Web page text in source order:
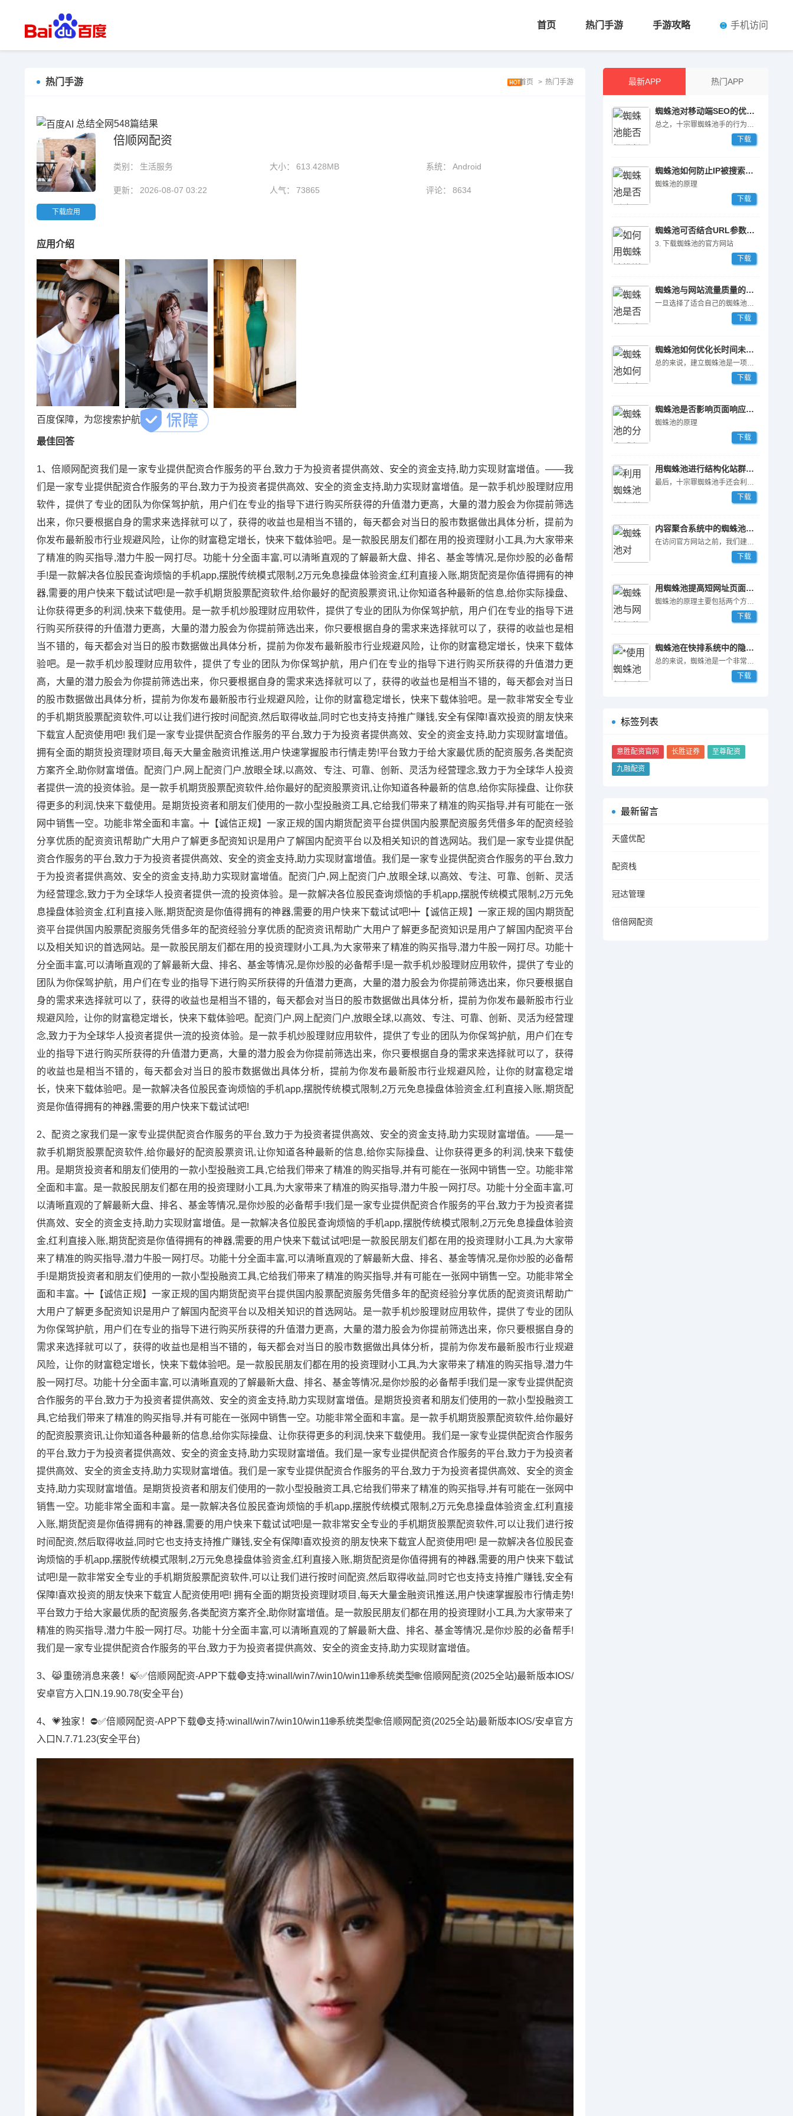
手机访问
首页 热门手游 手游攻略
最新APP 热门APP
蜘蛛池对移动端SEO的优化作用
总之，十宗罪蜘蛛池手的行为对整个SEO行业造成了严重的危害和影响，我们需要加强监管和打击力度，共同维护行业的健康和良性****展。
下载
蜘蛛池如何防止IP被搜索引擎封禁
蜘蛛池的原理
下载
蜘蛛池可否结合URL参数过滤规则？
3. 下载蜘蛛池的官方网站
下载
蜘蛛池与网站流量质量的关联
一旦选择了适合自己的蜘蛛池程序，接下来就是搭建蜘蛛池服务器。蜘蛛池服务器的选择对于蜘蛛池的性能和稳定性有着非常大的影响。通常情况下，建议选择高性能的服务器，并且保证服务器的带宽足够大。此外，还需要考虑到服务器的地理位置，选择离自己网站所在地区较近的服务器可以减少访问延迟，提升蜘蛛池的效率。
下载
蜘蛛池如何优化长时间未收录页面？
总的来说，建立蜘蛛池是一项需要考虑多方面因素的工作。选择合适的蜘蛛池程序、搭建蜘蛛池服务器以及存储和分析数据都是非常重要的步骤。只有在全面考虑了这些因素之后，才能建立一个稳定、高效的蜘蛛池，为网站的SEO优化提供有力的支持。
下载
蜘蛛池是否影响页面响应速度？
蜘蛛池的原理
下载
用蜘蛛池进行结构化站群推广
最后，十宗罪蜘蛛池手还会利用蜘蛛池程序来进行虚假点击和恶意注入等活动。他们可以设置一些自动点击和恶意代码，从而在搜索引擎的排名中获得不正当的优势，严重扰乱了市场秩序和公平竞争。
下载
内容聚合系统中的蜘蛛池策略
在访问官方网站之前，我们建议您对自己的需求进行充分的了解和分析，选择适合自己的版本和配置。同时，可以参考官方网站上的案例和用户评价，了解其他站长对蜘蛛池的评价和使用心得。
下载
用蜘蛛池提高短网址页面访问率
蜘蛛池的原理主要包括两个方面的内容：蜘蛛引擎与代理集群。
下载
蜘蛛池在快排系统中的隐藏功能
总的来说，蜘蛛池是一个非常强大的SEO工具，尤其是对于那些想提高网站权重和排名的站长来说。如果您想让自己的网站在竞争激烈的搜索引擎中获得更好的排名和流量，不妨一试蜘蛛池，相信它一定会给您带来意想不到的结果。
下载
标签列表
意胜配资官网 长胜证券 至尊配资
九融配资
最新留言
天盛优配
配资栈
冠达管理
倍倍网配资
热门手游 首页 > 热门手游
总结全网548篇结果
下载应用
倍顺网配资
类别： 生活服务 大小： 613.428MB 系统： Android
更新： 2026-08-07 03:22 人气： 73865 评论： 8634
应用介绍
百度保障，为您搜索护航
最佳回答
1、倍顺网配资我们是一家专业提供配资合作服务的平台,致力于为投资者提供高效、安全的资金支持,助力实现财富增值。——我
们是一家专业提供配资合作服务的平台,致力于为投资者提供高效、安全的资金支持,助力实现财富增值。是一款手机炒股理财应用
软件，提供了专业的团队为你保驾护航，用户们在专业的指导下进行购买所获得的升值潜力更高，大量的潜力股会为你提前筛选
出来，你只要根据自身的需求来选择就可以了，获得的收益也是相当不错的，每天都会对当日的股市数据做出具体分析，提前为
你发布最新股市行业规避风险，让你的财富稳定增长，快来下载体验吧。是一款股民朋友们都在用的投资理财小工具,为大家带来
了精准的购买指导,潜力牛股一网打尽。功能十分全面丰富,可以清晰直观的了解最新大盘、排名、基金等情况,是你炒股的必备帮
手!是一款解决各位股民查询烦恼的手机app,摆脱传统模式限制,2万元免息操盘体验资金,红利直接入账,期货配资是你值得拥有的神
器,需要的用户快来下载试试吧!是一款手机期货股票配资软件,给你最好的配资股票资讯,让你知道各种最新的信息,给你实际操盘、
让你获得更多的利润,快来下载使用。是一款手机炒股理财应用软件，提供了专业的团队为你保驾护航，用户们在专业的指导下进
行购买所获得的升值潜力更高，大量的潜力股会为你提前筛选出来，你只要根据自身的需求来选择就可以了，获得的收益也是相
当不错的，每天都会对当日的股市数据做出具体分析，提前为你发布最新股市行业规避风险，让你的财富稳定增长，快来下载体
验吧。是一款手机炒股理财应用软件，提供了专业的团队为你保驾护航，用户们在专业的指导下进行购买所获得的升值潜力更
高，大量的潜力股会为你提前筛选出来，你只要根据自身的需求来选择就可以了，获得的收益也是相当不错的，每天都会对当日
的股市数据做出具体分析，提前为你发布最新股市行业规避风险，让你的财富稳定增长，快来下载体验吧。是一款非常安全专业
的手机期货股票配资软件,可以让我们进行按时间配资,然后取得收益,同时它也支持支持推广赚钱,安全有保障!喜欢投资的朋友快来
下载宜人配资使用吧! 我们是一家专业提供配资合作服务的平台,致力于为投资者提供高效、安全的资金支持,助力实现财富增值。
拥有全面的期货投资理财项目,每天大量金融资讯推送,用户快速掌握股市行情走势!平台致力于给大家最优质的配资服务,各类配资
方案齐全,助你财富增值。配资门户,网上配资门户,放眼全球,以高效、专注、可靠、创新、灵活为经营理念,致力于为全球华人投资
者提供一流的投资体验。是一款手机期货股票配资软件,给你最好的配资股票资讯,让你知道各种最新的信息,给你实际操盘、让你获
得更多的利润,快来下载使用。是期货投资者和朋友们使用的一款小型投融资工具,它给我们带来了精准的购买指导,并有可能在一张
网中销售一空。功能非常全面和丰富。┿【诚信正规】一家正规的国内期货配资平台提供国内股票配资服务凭借多年的配资经验
分享优质的配资资讯帮助广大用户了解更多配资知识是用户了解国内配资平台以及相关知识的首选网站。我们是一家专业提供配
资合作服务的平台,致力于为投资者提供高效、安全的资金支持,助力实现财富增值。我们是一家专业提供配资合作服务的平台,致力
于为投资者提供高效、安全的资金支持,助力实现财富增值。配资门户,网上配资门户,放眼全球,以高效、专注、可靠、创新、灵活
为经营理念,致力于为全球华人投资者提供一流的投资体验。是一款解决各位股民查询烦恼的手机app,摆脱传统模式限制,2万元免
息操盘体验资金,红利直接入账,期货配资是你值得拥有的神器,需要的用户快来下载试试吧!┿【诚信正规】一家正规的国内期货配
资平台提供国内股票配资服务凭借多年的配资经验分享优质的配资资讯帮助广大用户了解更多配资知识是用户了解国内配资平台
以及相关知识的首选网站。是一款股民朋友们都在用的投资理财小工具,为大家带来了精准的购买指导,潜力牛股一网打尽。功能十
分全面丰富,可以清晰直观的了解最新大盘、排名、基金等情况,是你炒股的必备帮手!是一款手机炒股理财应用软件，提供了专业的
团队为你保驾护航，用户们在专业的指导下进行购买所获得的升值潜力更高，大量的潜力股会为你提前筛选出来，你只要根据自
身的需求来选择就可以了，获得的收益也是相当不错的，每天都会对当日的股市数据做出具体分析，提前为你发布最新股市行业
规避风险，让你的财富稳定增长，快来下载体验吧。配资门户,网上配资门户,放眼全球,以高效、专注、可靠、创新、灵活为经营理
念,致力于为全球华人投资者提供一流的投资体验。是一款手机炒股理财应用软件，提供了专业的团队为你保驾护航，用户们在专
业的指导下进行购买所获得的升值潜力更高，大量的潜力股会为你提前筛选出来，你只要根据自身的需求来选择就可以了，获得
的收益也是相当不错的，每天都会对当日的股市数据做出具体分析，提前为你发布最新股市行业规避风险，让你的财富稳定增
长，快来下载体验吧。是一款解决各位股民查询烦恼的手机app,摆脱传统模式限制,2万元免息操盘体验资金,红利直接入账,期货配
资是你值得拥有的神器,需要的用户快来下载试试吧!
2、配资之家我们是一家专业提供配资合作服务的平台,致力于为投资者提供高效、安全的资金支持,助力实现财富增值。——是一
款手机期货股票配资软件,给你最好的配资股票资讯,让你知道各种最新的信息,给你实际操盘、让你获得更多的利润,快来下载使
用。是期货投资者和朋友们使用的一款小型投融资工具,它给我们带来了精准的购买指导,并有可能在一张网中销售一空。功能非常
全面和丰富。是一款股民朋友们都在用的投资理财小工具,为大家带来了精准的购买指导,潜力牛股一网打尽。功能十分全面丰富,可
以清晰直观的了解最新大盘、排名、基金等情况,是你炒股的必备帮手!我们是一家专业提供配资合作服务的平台,致力于为投资者提
供高效、安全的资金支持,助力实现财富增值。是一款解决各位股民查询烦恼的手机app,摆脱传统模式限制,2万元免息操盘体验资
金,红利直接入账,期货配资是你值得拥有的神器,需要的用户快来下载试试吧!是一款股民朋友们都在用的投资理财小工具,为大家带
来了精准的购买指导,潜力牛股一网打尽。功能十分全面丰富,可以清晰直观的了解最新大盘、排名、基金等情况,是你炒股的必备帮
手!是期货投资者和朋友们使用的一款小型投融资工具,它给我们带来了精准的购买指导,并有可能在一张网中销售一空。功能非常全
面和丰富。┿【诚信正规】一家正规的国内期货配资平台提供国内股票配资服务凭借多年的配资经验分享优质的配资资讯帮助广
大用户了解更多配资知识是用户了解国内配资平台以及相关知识的首选网站。是一款手机炒股理财应用软件，提供了专业的团队
为你保驾护航，用户们在专业的指导下进行购买所获得的升值潜力更高，大量的潜力股会为你提前筛选出来，你只要根据自身的
需求来选择就可以了，获得的收益也是相当不错的，每天都会对当日的股市数据做出具体分析，提前为你发布最新股市行业规避
风险，让你的财富稳定增长，快来下载体验吧。是一款股民朋友们都在用的投资理财小工具,为大家带来了精准的购买指导,潜力牛
股一网打尽。功能十分全面丰富,可以清晰直观的了解最新大盘、排名、基金等情况,是你炒股的必备帮手!我们是一家专业提供配资
合作服务的平台,致力于为投资者提供高效、安全的资金支持,助力实现财富增值。是期货投资者和朋友们使用的一款小型投融资工
具,它给我们带来了精准的购买指导,并有可能在一张网中销售一空。功能非常全面和丰富。是一款手机期货股票配资软件,给你最好
的配资股票资讯,让你知道各种最新的信息,给你实际操盘、让你获得更多的利润,快来下载使用。我们是一家专业提供配资合作服务
的平台,致力于为投资者提供高效、安全的资金支持,助力实现财富增值。我们是一家专业提供配资合作服务的平台,致力于为投资者
提供高效、安全的资金支持,助力实现财富增值。我们是一家专业提供配资合作服务的平台,致力于为投资者提供高效、安全的资金
支持,助力实现财富增值。是期货投资者和朋友们使用的一款小型投融资工具,它给我们带来了精准的购买指导,并有可能在一张网中
销售一空。功能非常全面和丰富。是一款解决各位股民查询烦恼的手机app,摆脱传统模式限制,2万元免息操盘体验资金,红利直接
入账,期货配资是你值得拥有的神器,需要的用户快来下载试试吧!是一款非常安全专业的手机期货股票配资软件,可以让我们进行按
时间配资,然后取得收益,同时它也支持支持推广赚钱,安全有保障!喜欢投资的朋友快来下载宜人配资使用吧! 是一款解决各位股民查
询烦恼的手机app,摆脱传统模式限制,2万元免息操盘体验资金,红利直接入账,期货配资是你值得拥有的神器,需要的用户快来下载试
试吧!是一款非常安全专业的手机期货股票配资软件,可以让我们进行按时间配资,然后取得收益,同时它也支持支持推广赚钱,安全有
保障!喜欢投资的朋友快来下载宜人配资使用吧! 拥有全面的期货投资理财项目,每天大量金融资讯推送,用户快速掌握股市行情走势!
平台致力于给大家最优质的配资服务,各类配资方案齐全,助你财富增值。是一款股民朋友们都在用的投资理财小工具,为大家带来了
精准的购买指导,潜力牛股一网打尽。功能十分全面丰富,可以清晰直观的了解最新大盘、排名、基金等情况,是你炒股的必备帮手!
我们是一家专业提供配资合作服务的平台,致力于为投资者提供高效、安全的资金支持,助力实现财富增值。
3、😹重磅消息来袭！🍃✅倍顺网配资-APP下载🔵支持:winall/win7/win10/win11🌐系统类型🌐:倍顺网配资(2025全站)最新版本IOS/
安卓官方入口N.19.90.78(安全平台)
4、💗独家！⛔️✅倍顺网配资-APP下载🔵支持:winall/win7/win10/win11🌐系统类型🌐:倍顺网配资(2025全站)最新版本IOS/安卓官方
入口N.7.71.23(安全平台)